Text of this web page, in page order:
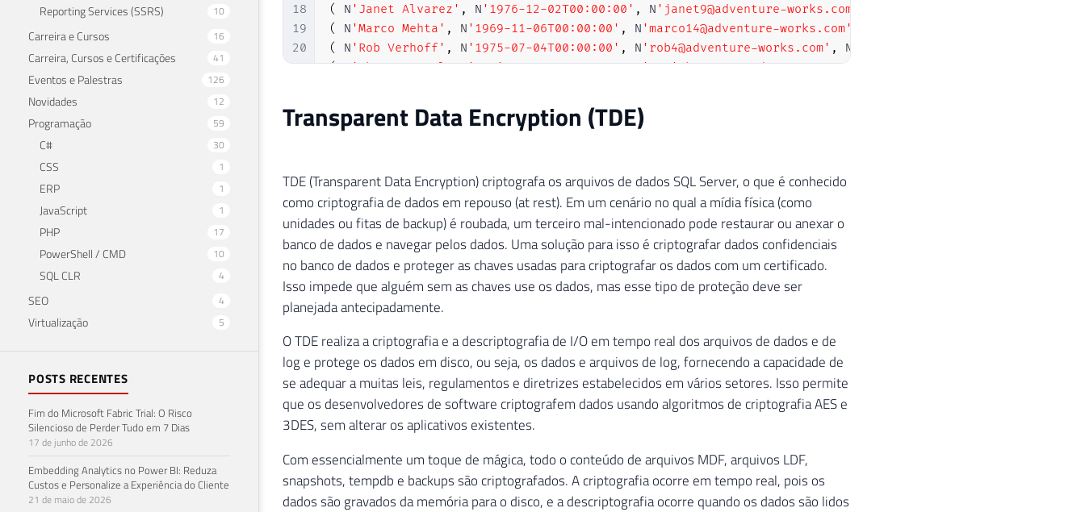
Reporting Services (SSRS) 10
Carreira e Cursos 16
Carreira, Cursos e Certificações 41
Eventos e Palestras 126
Novidades 12
Programação 59
C# 30
CSS 1
ERP 1
JavaScript 1
PHP 17
PowerShell / CMD 10
SQL CLR 4
SEO 4
Virtualização 5
POSTS RECENTES
Fim do Microsoft Fabric Trial: O Risco
Silencioso de Perder Tudo em 7 Dias
17 de junho de 2026
Embedding Analytics no Power BI: Reduza
Custos e Personalize a Experiência do Cliente
21 de maio de 2026
18
19
20
21
23
24
27
28
29
30
31
(
N 'Janet Alvarez' , N '1976-12-02T00:00:00' , N 'janet9@adventure-works.com'
(
N 'Marco Mehta' , N '1969-11-06T00:00:00' , N 'marco14@adventure-works.com'
(
N 'Rob Verhoff' , N '1975-07-04T00:00:00' , N 'rob4@adventure-works.com' , N
( N'Shannon Carlson', N'1969-09-29T00:00:00', N'shannon38@adventure-works.com'
'Curtis Lu' N '1969-05-03T00:00:00', N'curtis9@adventure-works.com'
( N'Lauren Walker', N'1979-01-14T00:00:00', N
( N'Chloe Young', N'1984-08-26T00:00:00', N'chloe23@adventure-works.com'
( N'Wyatt Hill', N'1984-10-25T00:00:00', N'wyatt32@adventure-works.com'
( N'Shannon Wang', N'1949-12-24T00:00:00', N'shannon1@adventure-works.com'
( N'Clarence Rai', N'1955-10-06T00:00:00', N'clarence32@adventure-works.com'
( N'Luke Lal', N'1983-09-04T00:00:00', N'luke18@adventure-works.com',
Transparent Data Encryption (TDE)
TDE (Transparent Data Encryption) criptografa os arquivos de dados SQL Server, o que é conhecido
como criptografia de dados em repouso (at rest). Em um cenário no qual a mídia física (como
unidades ou fitas de backup) é roubada, um terceiro mal-intencionado pode restaurar ou anexar o
banco de dados e navegar pelos dados. Uma solução para isso é criptografar dados confidenciais
no banco de dados e proteger as chaves usadas para criptografar os dados com um certificado.
Isso impede que alguém sem as chaves use os dados, mas esse tipo de proteção deve ser
planejada antecipadamente.
O TDE realiza a criptografia e a descriptografia de I/O em tempo real dos arquivos de dados e de
log e protege os dados em disco, ou seja, os dados e arquivos de log, fornecendo a capacidade de
se adequar a muitas leis, regulamentos e diretrizes estabelecidos em vários setores. Isso permite
que os desenvolvedores de software criptografem dados usando algoritmos de criptografia AES e
3DES, sem alterar os aplicativos existentes.
Com essencialmente um toque de mágica, todo o conteúdo de arquivos MDF, arquivos LDF,
snapshots, tempdb e backups são criptografados. A criptografia ocorre em tempo real, pois os
dados são gravados da memória para o disco, e a descriptografia ocorre quando os dados são lidos